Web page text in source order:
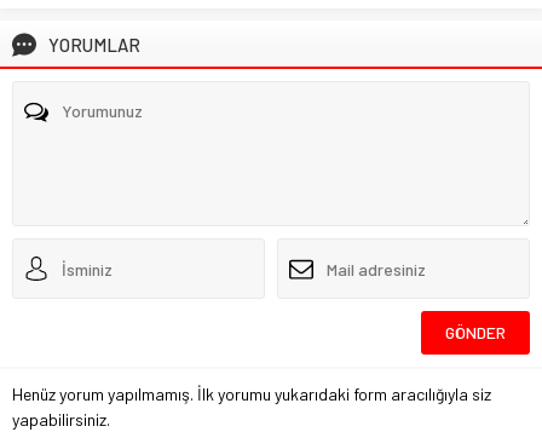
YORUMLAR
Henüz yorum yapılmamış. İlk yorumu yukarıdaki form aracılığıyla siz
yapabilirsiniz.